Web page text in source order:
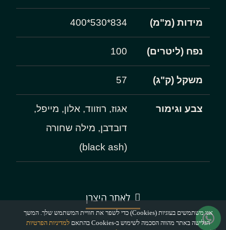
מידות (מ"מ) 834*530*400
נפח (ליטרים) 100
משקל (ק"ג) 57
צבע וגימור
אגוז, רוזווד, אלון, מייפל,
דובדבן, מילה שחורה
(black ash)
לאתר היצרן
אנו משתמשים בעוגיות (Cookies) כדי לשפר את חוויית המשתמש שלך. המשך
הגלישה באתר מהווה הסכמה לשימוש ב-Cookies בהתאם
למדיניות הפרטיות